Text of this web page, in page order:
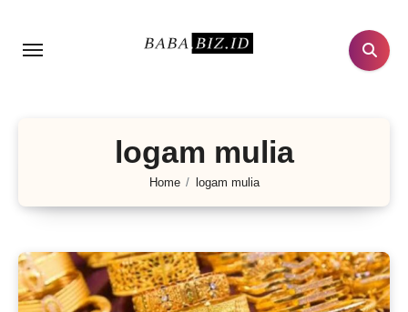
logam mulia
Home logam mulia